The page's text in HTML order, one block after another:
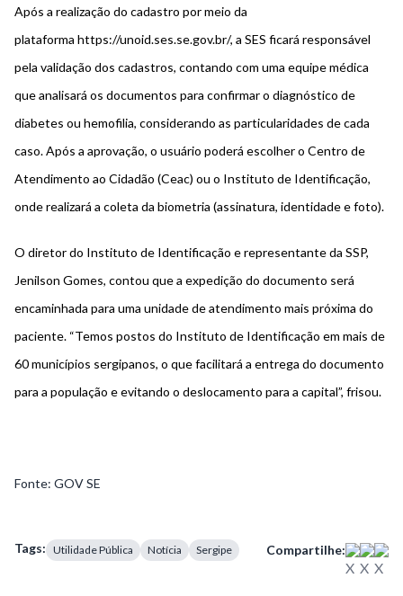
Após a realização do cadastro por meio da
plataforma https://unoid.ses.se.gov.br/, a SES ficará responsável
pela validação dos cadastros, contando com uma equipe médica
que analisará os documentos para confirmar o diagnóstico de
diabetes ou hemofilia, considerando as particularidades de cada
caso. Após a aprovação, o usuário poderá escolher o Centro de
Atendimento ao Cidadão (Ceac) ou o Instituto de Identificação,
onde realizará a coleta da biometria (assinatura, identidade e foto).
O diretor do Instituto de Identificação e representante da SSP,
Jenilson Gomes, contou que a expedição do documento será
encaminhada para uma unidade de atendimento mais próxima do
paciente. “Temos postos do Instituto de Identificação em mais de
60 municípios sergipanos, o que facilitará a entrega do documento
para a população e evitando o deslocamento para a capital”, frisou.
Fonte: GOV SE
Tags: Utilidade Pública Notícia Sergipe Compartilhe: